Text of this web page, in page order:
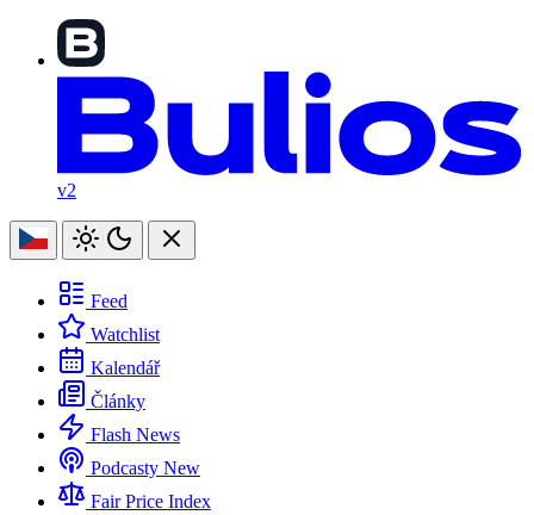
v2
Feed
Watchlist
Kalendář
Články
Flash News
Podcasty New
Fair Price Index